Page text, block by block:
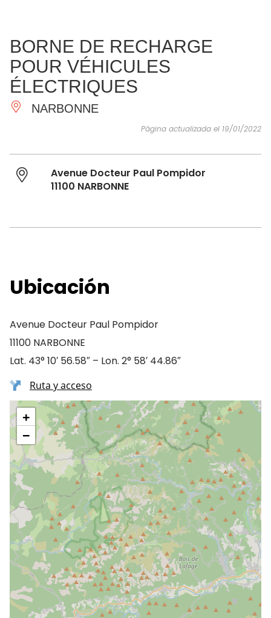
IMPRESCINDIBLES
HACER
INSPIRACIONES
BORNE DE RECHARGE
POUR VÉHICULES
ÉLECTRIQUES
NARBONNE
Página actualizada el 19/01/2022
Avenue Docteur Paul Pompidor
11100 NARBONNE
Ubicación
Avenue Docteur Paul Pompidor
11100 NARBONNE
Lat. 43° 10′ 56.58″ – Lon. 2° 58′ 44.86″
Ruta y acceso
+
−